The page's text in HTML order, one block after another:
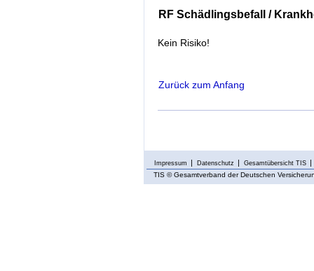
RF Schädlingsbefall /
Kein Risiko!
Zurück zum Anfang
Impressum Datenschutz Gesamtübersicht TIS
TIS © Gesamtverband der Deutschen